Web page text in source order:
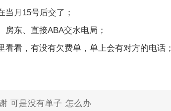
当月15号后交了；
房东、直接ABA交水电局；
看看，有没有欠费单，单上会有对方的电话；
谢 可是没有单子 怎么办